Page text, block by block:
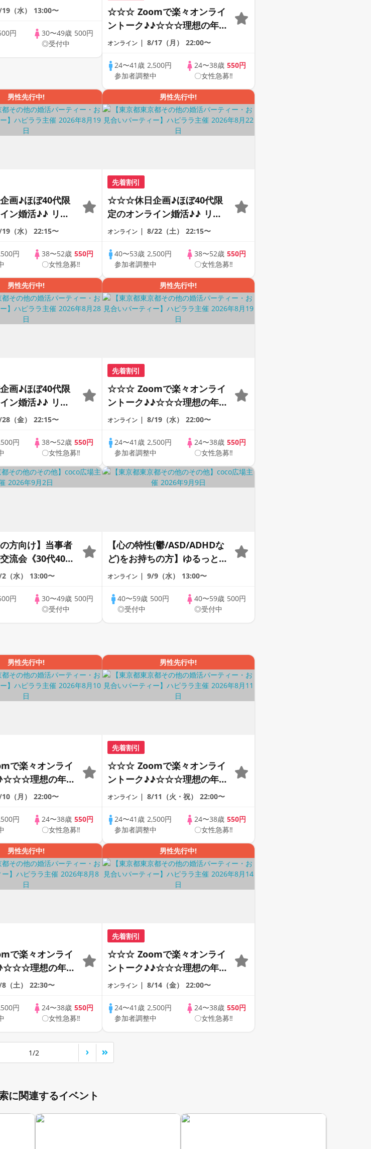
限定》＠オンラ
（水） 13:00〜
円
30〜49歳 500円
◎受付中
☆☆☆ Zoomで楽々オンライ
ントーク♪♪☆☆☆理想の年の
差♪♪ そろそろ・・・素敵な
アルなオンライン婚活☆全国
の方が対象☆司会進行あり♪♪
オンライン 8/17（月） 22:00〜
24〜41歳2,500円
参加者調整中
24〜38歳 550円
〇女性急募‼
男性先行中!
♪ほぼ40代限
ン婚活♪♪ リモ
応援♪♪ おうち
司会進行あり
ONLINE
（水） 22:15〜
円
38〜52歳550円
〇女性急募‼
男性先行中!
先着割引
☆☆☆休日企画♪ほぼ40代限
定のオンライン婚活♪♪ リモ
ートの出会い応援♪♪ おうち
の方が対象☆ 司会進行あり
♪♪ THE 43s ONLINE
PARTY!!
オンライン 8/22（土） 22:15〜
40〜53歳2,500円
参加者調整中
38〜52歳 550円
〇女性急募‼
男性先行中!
♪ほぼ40代限
ン婚活♪♪ リモ
応援♪♪ おうち
司会進行あり
ONLINE
（金） 22:15〜
円
38〜52歳550円
〇女性急募‼
男性先行中!
先着割引
☆☆☆ Zoomで楽々オンライ
ントーク♪♪☆☆☆理想の年の
差♪♪ そろそろ・・・素敵な
アルなオンライン婚活☆全国
の方が対象☆司会進行あり♪♪
オンライン 8/19（水） 22:00〜
24〜41歳2,500円
参加者調整中
24〜38歳 550円
〇女性急募‼
の方向け】当事者
流会《30代40代
ライン
（水） 13:00〜
円
30〜49歳 500円
◎受付中
【心の特性(鬱/ASD/ADHDな
ど)をお持ちの方】ゆるっとお
話し会《40代50代限定》＠オ
オンライン 9/9（水） 13:00〜
40〜59歳 500円
◎受付中
40〜59歳 500円
◎受付中
男性先行中!
楽々オンライ
理想の年の
・・・素敵な
イン婚活☆全国
☆司会進行あり♪♪
（月） 22:00〜
円
24〜38歳550円
〇女性急募‼
男性先行中!
先着割引
☆☆☆ Zoomで楽々オンライ
ントーク♪♪☆☆☆理想の年の
差♪♪ そろそろ・・・素敵な
アルなオンライン婚活☆全国
の方が対象☆司会進行あり♪♪
オンライン 8/11（火・祝） 22:00〜
24〜41歳2,500円
参加者調整中
24〜38歳 550円
〇女性急募‼
男性先行中!
楽々オンライ
理想の年の
・・・素敵な
イン婚活☆全国
☆司会進行あり♪♪
（土） 22:30〜
円
24〜38歳550円
〇女性急募‼
男性先行中!
先着割引
☆☆☆ Zoomで楽々オンライ
ントーク♪♪☆☆☆理想の年の
差♪♪ そろそろ・・・素敵な
アルなオンライン婚活☆全国
の方が対象☆司会進行あり♪♪
オンライン 8/14（金） 22:00〜
24〜41歳2,500円
参加者調整中
24〜38歳 550円
〇女性急募‼
1/2
に関連するイベント